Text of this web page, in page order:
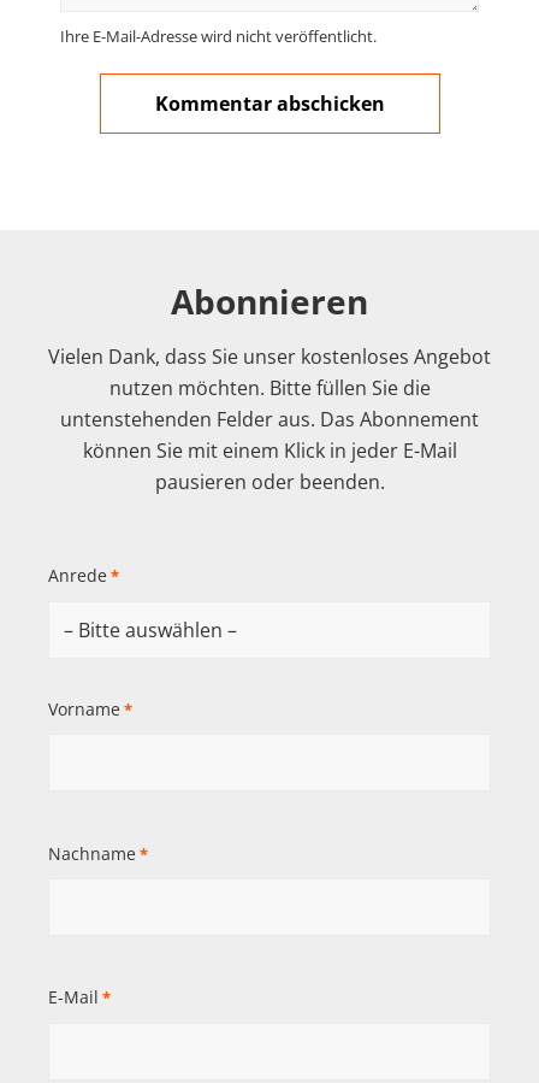
Ihre E-Mail-Adresse wird nicht veröffentlicht.
Abonnieren
Vielen Dank, dass Sie unser kostenloses Angebot
nutzen möchten. Bitte füllen Sie die
untenstehenden Felder aus. Das Abonnement
können Sie mit einem Klick in jeder E-Mail
pausieren oder beenden.
Anrede *
Vorname *
Nachname *
E-Mail *